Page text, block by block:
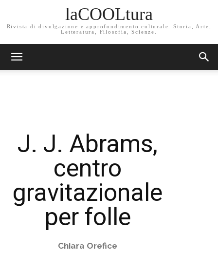
laCOOLtura
Rivista di divulgazione e approfondimento culturale. Storia, Arte,
Letteratura, Filosofia, Scienze.
J. J. Abrams,
centro
gravitazionale
per folle
Chiara Orefice